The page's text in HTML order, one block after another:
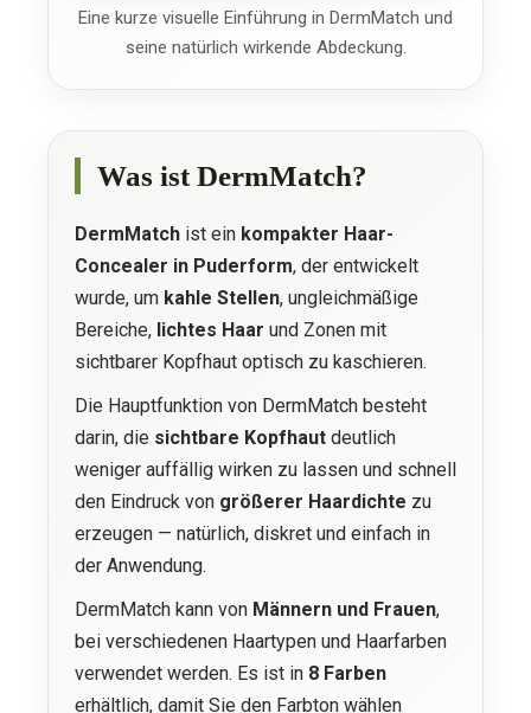
Eine kurze visuelle Einführung in DermMatch und
seine natürlich wirkende Abdeckung.
Was ist DermMatch?
DermMatch ist ein kompakter Haar-
Concealer in Puderform, der entwickelt
wurde, um kahle Stellen, ungleichmäßige
Bereiche, lichtes Haar und Zonen mit
sichtbarer Kopfhaut optisch zu kaschieren.
Die Hauptfunktion von DermMatch besteht
darin, die sichtbare Kopfhaut deutlich
weniger auffällig wirken zu lassen und schnell
den Eindruck von größerer Haardichte zu
erzeugen — natürlich, diskret und einfach in
der Anwendung.
DermMatch kann von Männern und Frauen,
bei verschiedenen Haartypen und Haarfarben
verwendet werden. Es ist in 8 Farben
erhältlich, damit Sie den Farbton wählen